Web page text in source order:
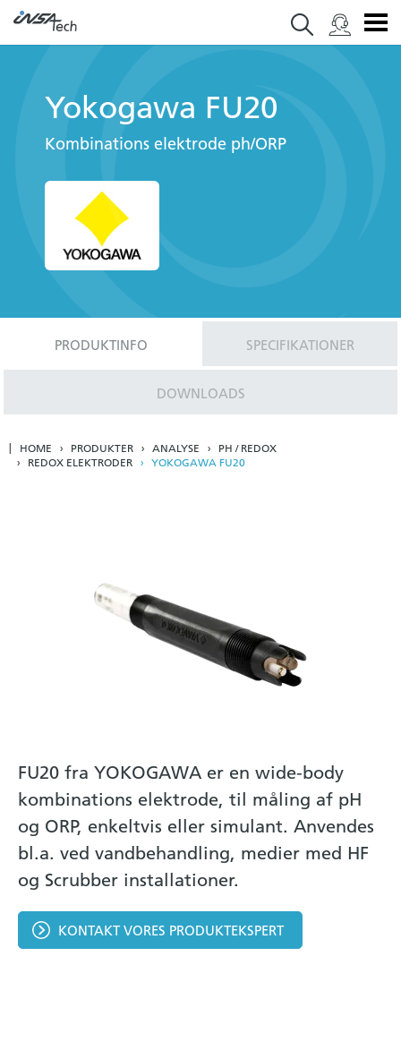
Yokogawa FU20
Kombinations elektrode ph/ORP
PRODUKTINFO SPECIFIKATIONER
DOWNLOADS
HOME PRODUKTER ANALYSE
PH / REDOX
REDOX ELEKTRODER
YOKOGAWA FU20
FU20 fra YOKOGAWA er en wide-body
kombinations elektrode, til måling af pH
og ORP, enkeltvis eller simulant. Anvendes
bl.a. ved vandbehandling, medier med HF
og Scrubber installationer.
KONTAKT VORES PRODUKTEKSPERT